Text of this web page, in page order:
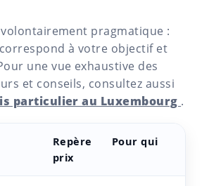
pragmatique :
correspond à votre objectif et
une vue exhaustive des
et conseils, consultez aussi
particulier au Luxembourg .
Repère
prix
Pour qui